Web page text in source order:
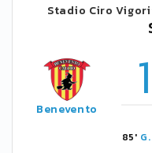
Stadio Ciro
Benevento 1
85'